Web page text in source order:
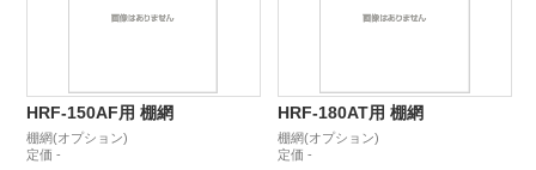
HRF-150AF用 棚網
棚網(オプション)
定価 -
HRF-180AT用 棚網
棚網(オプション)
定価 -